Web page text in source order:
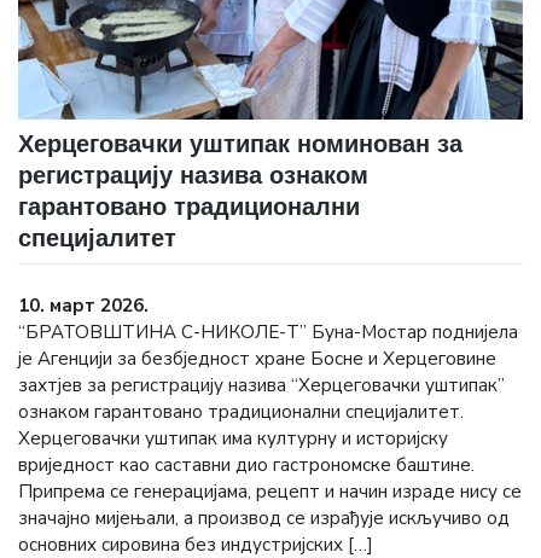
Херцеговачки уштипак номинован за
регистрацију назива ознаком
гарантовано традиционални
специјалитет
10. март 2026.
“БРАТОВШТИНА С-НИКОЛЕ-Т” Буна-Мостар поднијела
је Агенцији за безбједност хране Босне и Херцеговине
захтјев за регистрацију назива “Херцеговачки уштипак”
ознаком гарантовано традиционални специјалитет.
Херцеговачки уштипак има културну и историјску
вриједност као саставни дио гастрономске баштине.
Припрема се генерацијама, рецепт и начин израде нису се
значајно мијењали, а производ се израђује искључиво од
основних сировина без индустријских […]